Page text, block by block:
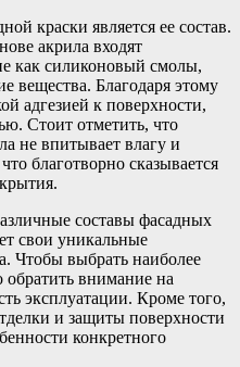
краски является ее состав.
акрила входят
как силиконовый смолы,
вещества. Благодаря этому
адгезией к поверхности,
Стоит отметить, что
не впитывает влагу и
благотворно сказывается
составы фасадных
свои уникальные
Чтобы выбрать наиболее
внимание на
эксплуатации. Кроме того,
и защиты поверхности
конкретного